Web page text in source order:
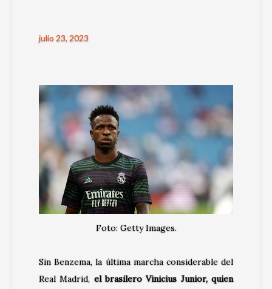
julio 23, 2023
Foto: Getty Images.
Sin Benzema, la última marcha considerable del
Real Madrid, el brasilero Vinicius Junior, quien